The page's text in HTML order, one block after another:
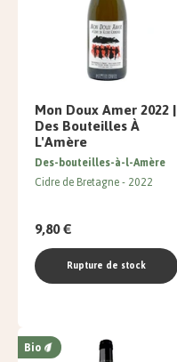
Mon Doux Amer 2022 |
Des Bouteilles À
L'Amère
Des-bouteilles-à-l-Amère
Cidre de Bretagne 2022
9,80 €
Rupture de stock
Bio